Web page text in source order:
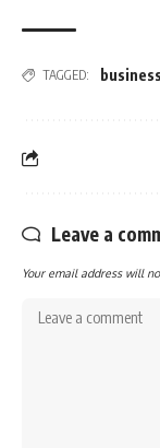
TAGGED: business
Leave a
Your email address will